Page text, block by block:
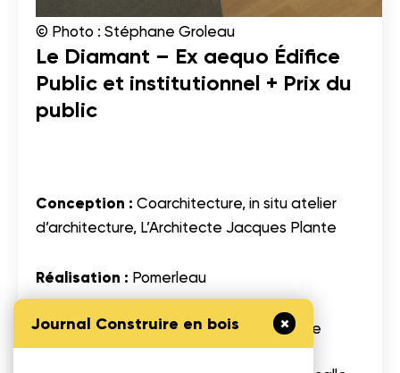
Journal Construire en bois
© Photo : Stéphane Groleau
Le Diamant – Ex aequo Édifice
Public et institutionnel + Prix du
public
Conception : Coarchitecture, in situ atelier
d’architecture, L’Architecte Jacques Plante
Réalisation : Pomerleau
Le Diamant a réussi son pari, soit de faire
coexister un espace public urbain, un